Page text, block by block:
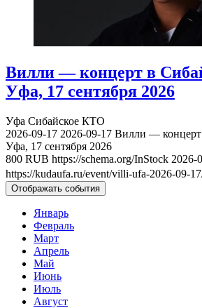
Вилли — концерт в
Уфа, 17 сентября 2026
Уфа Сибайское КТО
2026-09-17 2026-09-17 Вилли —
Уфа, 17 сентября 2026
800 RUB https://schema.org/InStock 2026-
https://kudaufa.ru/event/villi-ufa-2026-09-
Отображать события
Январь
Февраль
Март
Апрель
Май
Июнь
Июль
Август